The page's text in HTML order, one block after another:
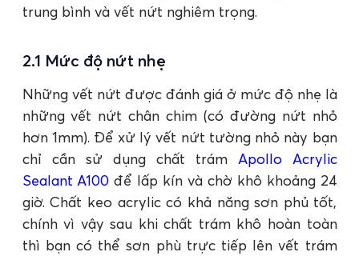
trung bình và vết nứt nghiêm trọng.
2.1 Mức độ nứt nhẹ
Những vết nứt được đánh giá ở mức độ nhẹ là
những vết nứt chân chim (có đường nứt nhỏ
hơn 1mm). Để xử lý vết nứt tường nhỏ này bạn
chỉ cần sử dụng chất trám Apollo Acrylic
Sealant A100 để lấp kín và chờ khô khoảng 24
giờ. Chất keo acrylic có khả năng sơn phủ tốt,
chính vì vậy sau khi chất trám khô hoàn toàn
thì bạn có thể sơn phù trực tiếp lên vết trám